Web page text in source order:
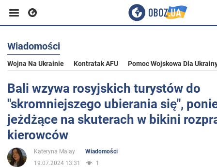
Biznes
Sport
Rozrywka
Życie
Wiadomości
Wojna Na Ukrainie Kontratak AFU Pomoc Wojskowa Dla
Bali wzywa rosyjskich turystów do
"skromniejszego ubierania się",
jeżdżące na skuterach w bikini
kierowców
Kateryna Malay
Wiadomości
19.07.2024 13:31
1